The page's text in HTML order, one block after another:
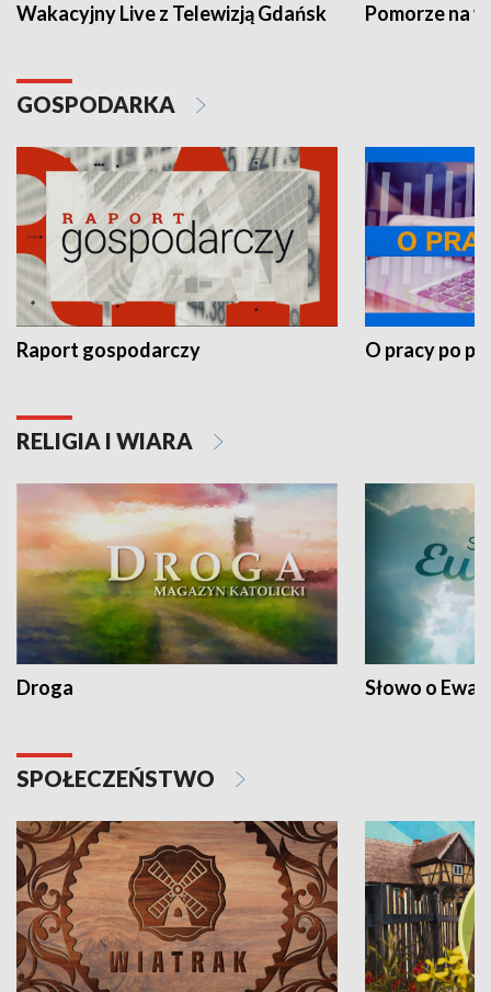
Wakacyjny Live z Telewizją Gdańsk Pomorze na
GOSPODARKA
Raport gospodarczy O pracy po
RELIGIA I WIARA
Droga Słowo o
SPOŁECZEŃSTWO